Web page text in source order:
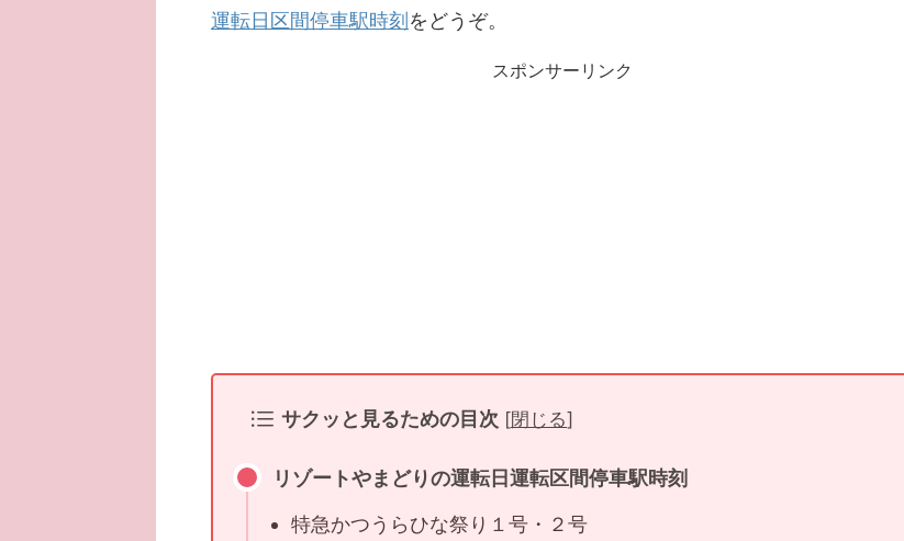
運転日区間停車駅時刻 をどうぞ。
スポンサーリンク
サクッと見るための目次 [閉じる]
リゾートやまどりの運転日運転区間停車駅時刻
特急かつうらひな祭り１号・２号